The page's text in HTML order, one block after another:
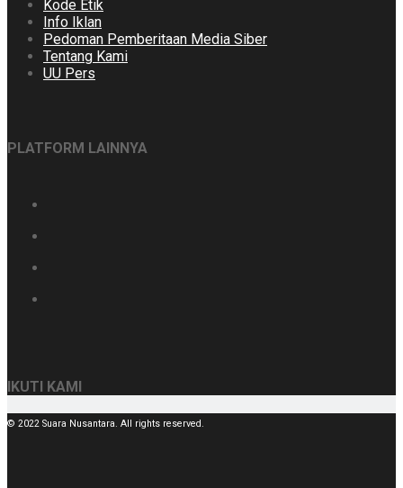
Kode Etik
Info Iklan
Pedoman Pemberitaan Media Siber
Tentang Kami
UU Pers
PLATFORM LAINNYA
IKUTI KAMI
© 2022 Suara Nusantara. All rights reserved.